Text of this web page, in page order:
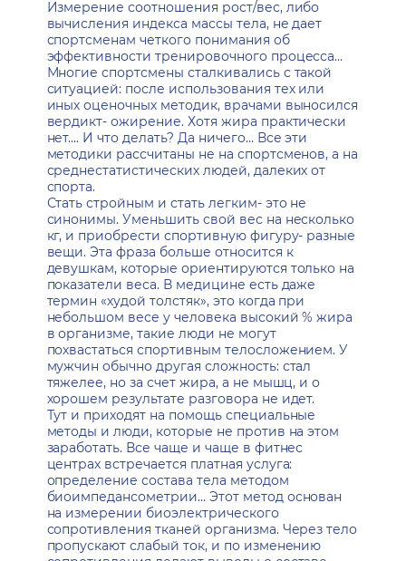
Измерение соотношения рост/вес, либо
вычисления индекса массы тела, не дает
спортсменам четкого понимания об
эффективности тренировочного процесса…
Многие спортсмены сталкивались с такой
ситуацией: после использования тех или
иных оценочных методик, врачами выносился
вердикт- ожирение. Хотя жира практически
нет…. И что делать? Да ничего… Все эти
методики рассчитаны не на спортсменов, а на
среднестатистических людей, далеких от
спорта.
Стать стройным и стать легким- это не
синонимы. Уменьшить свой вес на несколько
кг, и приобрести спортивную фигуру- разные
вещи. Эта фраза больше относится к
девушкам, которые ориентируются только на
показатели веса. В медицине есть даже
термин «худой толстяк», это когда при
небольшом весе у человека высокий % жира
в организме, такие люди не могут
похвастаться спортивным телосложением. У
мужчин обычно другая сложность: стал
тяжелее, но за счет жира, а не мышц, и о
хорошем результате разговора не идет.
Тут и приходят на помощь специальные
методы и люди, которые не против на этом
заработать. Все чаще и чаще в фитнес
центрах встречается платная услуга:
определение состава тела методом
биоимпедансометрии… Этот метод основан
на измерении биоэлектрического
сопротивления тканей организма. Через тело
пропускают слабый ток, и по изменению